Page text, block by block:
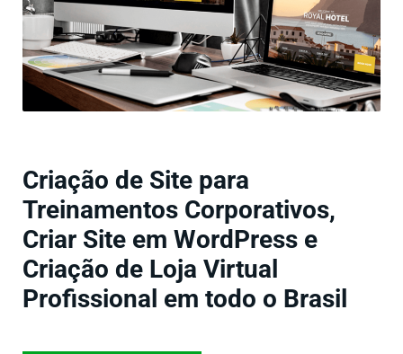
Criação de Site para
Treinamentos Corporativos,
Criar Site em WordPress e
Criação de Loja Virtual
Profissional em todo o Brasil